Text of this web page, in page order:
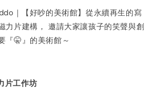
｜【好吵的美術館】從永續再生的寫
力片建構， 邀請大家讓孩子的笑聲與創
『🤫』的美術館～
片工作坊